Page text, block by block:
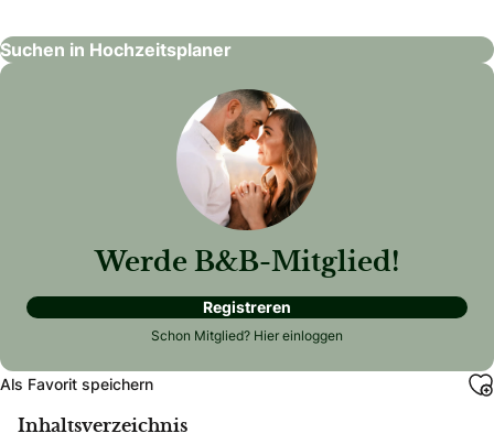
Suchen in Hochzeitsplaner
Werde B&B-Mitglied!
Registreren
Schon Mitglied? Hier einloggen
Als Favorit speichern
Inhaltsverzeichnis